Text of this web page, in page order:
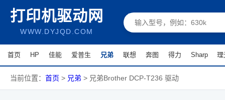
打印机驱动网
WWW.DYJQD.COM
首页 HP 佳能 爱普生 兄弟 联想 奔图 得力 Sharp 理
当前位置： 首页 > 兄弟 > 兄弟Brother DCP-T236 驱动